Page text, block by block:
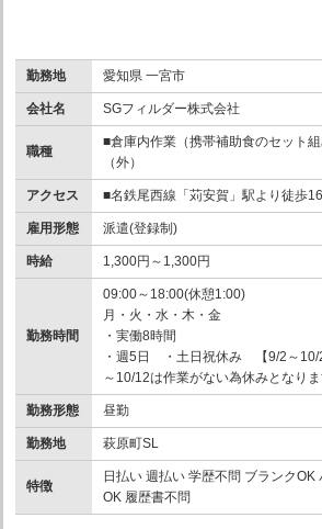
勤務地 愛知県 一宮市
会社名 SGフィルダー株式会社
職種
■倉庫内作業（携帯補助食のセット
（外）
アクセス ■名鉄尾西線「苅安賀」駅より徒歩
雇用形態 派遣(登録制)
時給 1,300円～1,300円
勤務時間
09:00～18:00(休憩1:00)
月・火・水・木・金
・実働8時間
・週5日 ・土日祝休み 【9/2～10/
～10/12は作業がない為休みとなりま
勤務形態 昼勤
勤務地 萩原町SL
特徴
日払い 週払い 学歴不問 ブランクOK
OK 履歴書不問